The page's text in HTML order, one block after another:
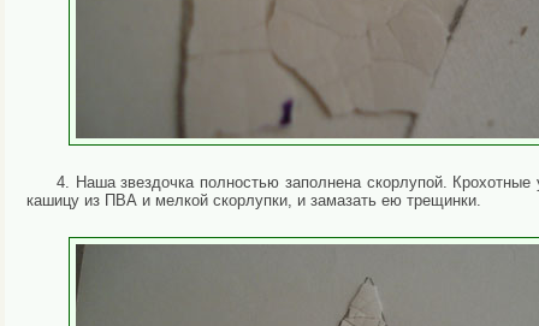
4. Наша звездочка полностью заполнена скорлупой.
кашицу из ПВА и мелкой скорлупки, и замазать ею трещинки.